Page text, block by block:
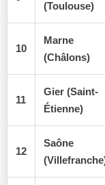
(Toulouse)
10
Marne
(Châlons)
11
Gier (Saint-
Étienne)
12
Saône